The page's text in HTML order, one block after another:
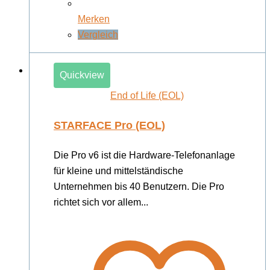
Merken
Vergleich
Quickview
End of Life (EOL)
STARFACE Pro (EOL)
Die Pro v6 ist die Hardware-Telefonanlage
für kleine und mittelständische
Unternehmen bis 40 Benutzern. Die Pro
richtet sich vor allem...